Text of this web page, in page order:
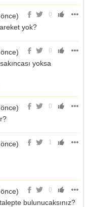
0
önce)
yok?
0
önce)
yoksa
0
önce)
1
önce)
0
önce)
bulunucaksınız?